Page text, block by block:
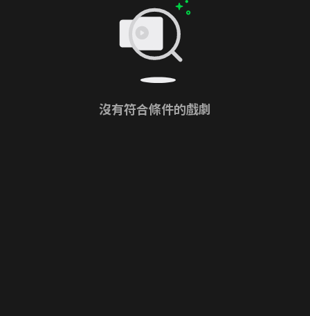
沒有符合條件的戲劇